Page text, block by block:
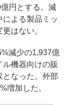
円とする。減
よる製品ミッ
はない。
減少の1,937億
機器向けの販
となった。外部
増加した。